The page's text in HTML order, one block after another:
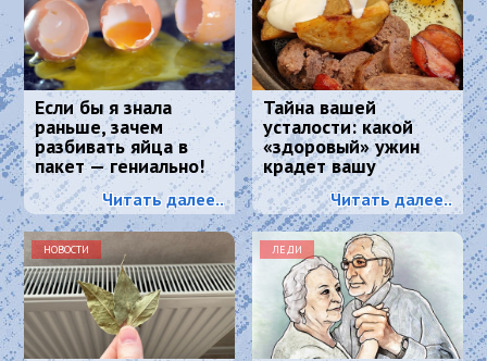
Если бы я знала
раньше, зачем
разбивать яйца в
пакет — гениально!
Читать далее..
Тайна вашей
усталости: какой
«здоровый» ужин
крадет вашу
энергию и красоту
Читать далее..
НОВОСТИ ЛЕДИ